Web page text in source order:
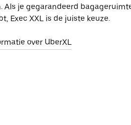
Als je gegarandeerd
Exec XXL is de juiste keuze.
over UberXL